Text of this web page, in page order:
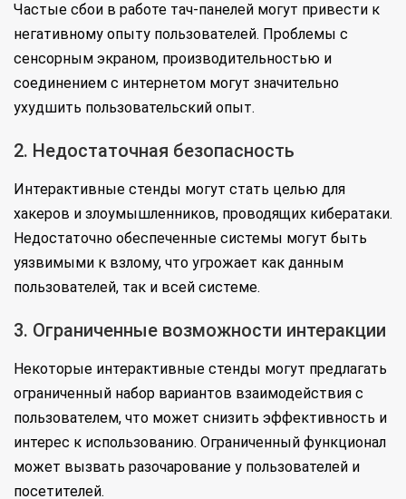
Частые сбои в работе тач-панелей могут привести к
негативному опыту пользователей. Проблемы с
сенсорным экраном, производительностью и
соединением с интернетом могут значительно
ухудшить пользовательский опыт.
2. Недостаточная безопасность
Интерактивные стенды могут стать целью для
хакеров и злоумышленников, проводящих кибератаки.
Недостаточно обеспеченные системы могут быть
уязвимыми к взлому, что угрожает как данным
пользователей, так и всей системе.
3. Ограниченные возможности интеракции
Некоторые интерактивные стенды могут предлагать
ограниченный набор вариантов взаимодействия с
пользователем, что может снизить эффективность и
интерес к использованию. Ограниченный функционал
может вызвать разочарование у пользователей и
посетителей.